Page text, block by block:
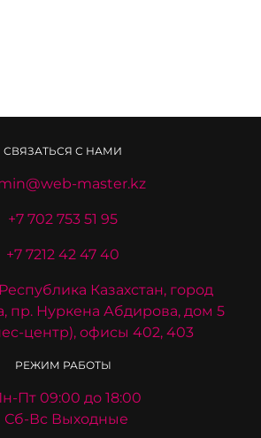
СВЯЗАТЬСЯ С НАМИ
master.kz
+7 702 753 51 95
+7 7212 42 47 40
Казахстан, город
пр. Нуркена Абдирова, дом 5
центр), офисы 402, 403
РЕЖИМ РАБОТЫ
Пт 09:00 до 18:00
Сб-Вс Выходные